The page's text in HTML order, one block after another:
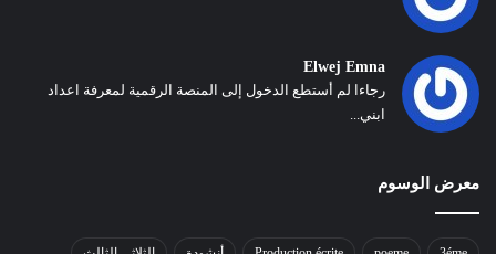
Elwej Emna
رجاءا لم أستطع الدخول إلى المنصة الرقمية لمعرفة اعداد
ابني...
معرض الوسوم